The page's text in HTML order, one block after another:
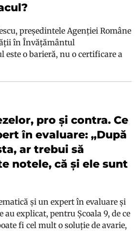
președintele Agenției Române
în Învățământul
este o barieră, nu o certificare a
pro și contra. Ce
în evaluare: „După
ar trebui să
notele, că și ele sunt
și un expert în evaluare și
au explicat, pentru Școala 9, de ce
fi cel mult o soluție de avarie,